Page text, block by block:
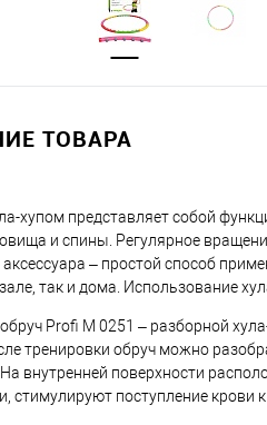
ТОВАРА
хупом представляет собой
и спины. Регулярное
аксессуара – простой способ
так и дома. Использование
Profi M 0251 – разборной
тренировки обруч можно
На внутренней поверхности
стимулируют поступление крови